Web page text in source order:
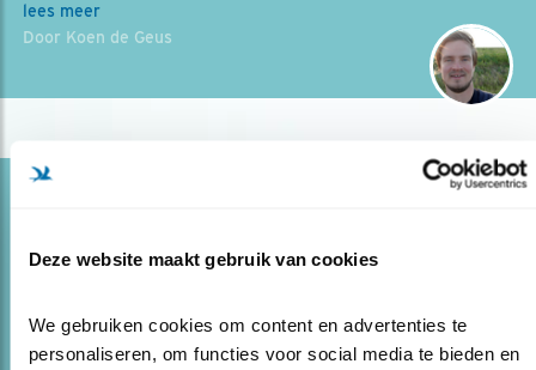
Deze website maakt gebruik van cookies
We gebruiken cookies om content en advertenties te
personaliseren, om functies voor social media te bieden en
lees meer
Door Koen de Geus